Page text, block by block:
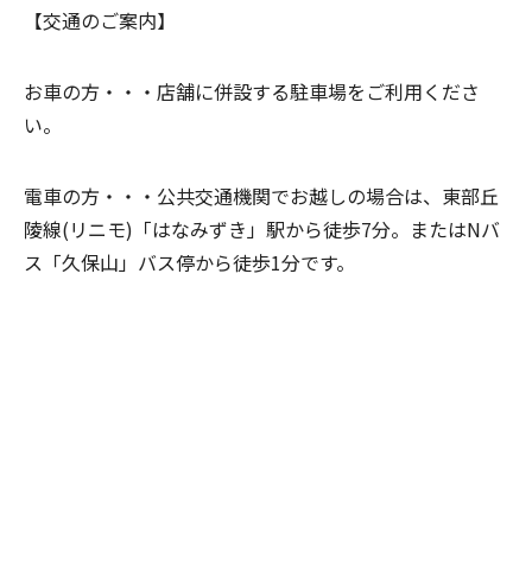
【交通のご案内】
お車の方・・・ 店舗に併設する駐車場をご利用くださ
い。
電車の方・・・ 公共交通機関でお越しの場合は、東部丘
陵線(リニモ)「はなみずき」駅から徒歩7分。またはNバ
ス「久保山」バス停から徒歩1分です。